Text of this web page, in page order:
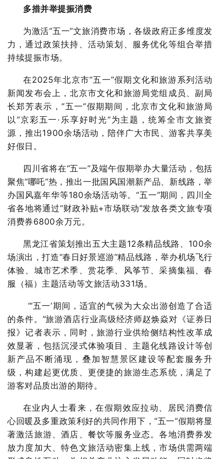
多措并举提振消费
为激活“五一”文旅消费市场，各级政府正多维度发
力，通过政策扶持、活动策划、服务优化等组合举措
持续提振市场。
在2025年北京市“五一”假期文化和旅游系列活动
新闻发布会上，北京市文化和旅游局党组成员、副局
长郑芳表示，“五一”假期期间，北京市文化和旅游局
以“京彩五一·乐享好时光”为主题，统筹全市文旅资
源，推出1900余场活动，陪伴广大市民、游客共享美
好假日。
四川省将在“五一”及端午假期举办大量活动，包括
聚焦“哪吒”热，推出一批国风国潮新产品、新线路，举
办国风嘉年华等180余场活动等。“五一”期间，四川全
省各地将通过“财政补贴+市场联动”发放各类文旅专项
消费券6800余万元。
黑龙江省策划推出五大主题12条精品线路、100余
场演出，打造“春日好景巡游”精品线路，举办机场飞行
体验、城市艺术季、赏花季、风筝节、采摘集福、春
服（福）主题活动等文旅活动331场。
“‘五一’期间，适宜的气候为大众出游创造了合适
的条件。”旅游酒店行业高级经济师赵焕焱对《证券日
报》记者表示，同时，旅游行业供给侧结构性改革成
效显著，包括沉浸式体验项目、主题化线路设计等创
新产品不断涌现，叠加智慧景区建设等配套服务升
级，构建起更优质、更便捷的旅游生态系统，满足了
游客对品质出游的期待。
在业内人士看来，在假期效应拉动、居民消费信
心回暖及多重政策利好的共同作用下，“五一”假期将显
著激活旅游、酒店、餐饮等服务业态。各地消费券发
放力度加大、特色文旅活动密集上线，市场供需两端